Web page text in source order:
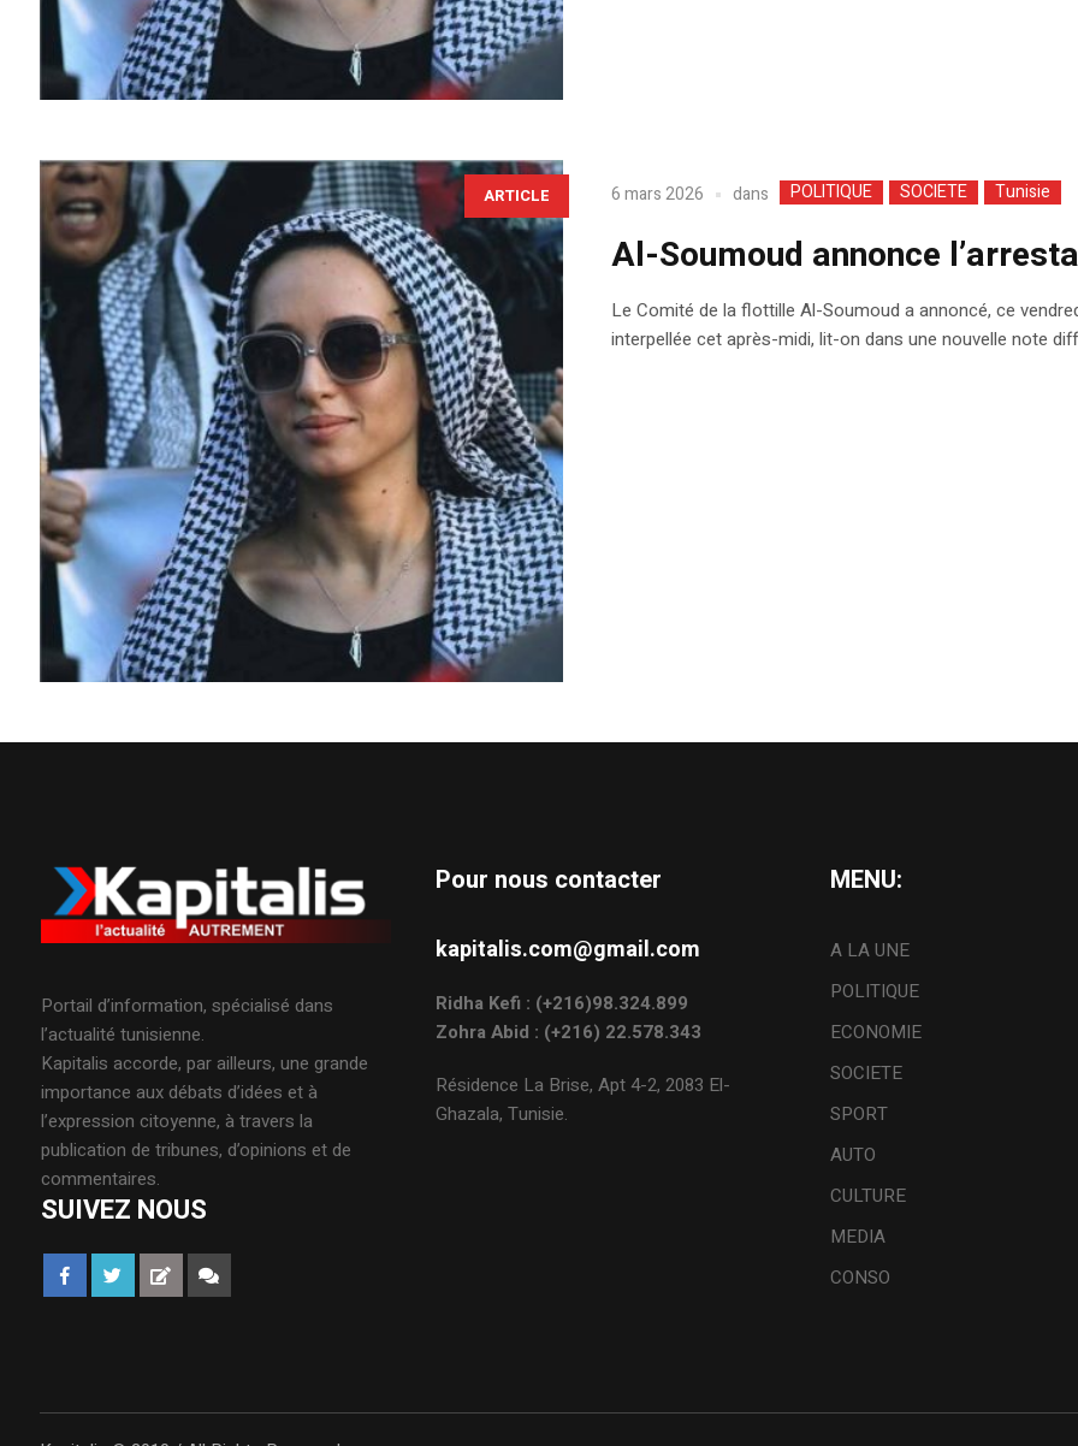
ARTICLE 6 mars 2026 dans POLITIQUE SOCIETE Tunisie
Al-Soumoud annonce
Le Comité de la flottille Al-Soumoud a annoncé, ce
interpellée cet après-midi, lit-on dans une nouvelle note
Portail d’information, spécialisé dans
l’actualité tunisienne.
Kapitalis accorde, par ailleurs, une grande
importance aux débats d’idées et à
l’expression citoyenne, à travers la
publication de tribunes, d’opinions et de
commentaires.
SUIVEZ NOUS
Pour nous contacter
kapitalis.com@gmail.com
Ridha Kefi : (+216)98.324.899
Zohra Abid : (+216) 22.578.343
Résidence La Brise, Apt 4-2, 2083 El-
Ghazala, Tunisie.
MENU:
A LA UNE
POLITIQUE
ECONOMIE
SOCIETE
SPORT
AUTO
CULTURE
MEDIA
CONSO